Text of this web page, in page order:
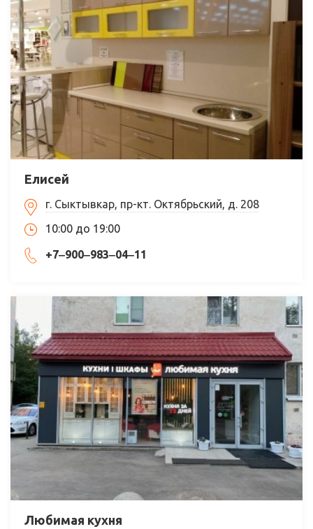
Елисей
г. Сыктывкар, пр-кт. Октябрьский, д. 208
10:00 до 19:00
+7‒900‒983‒04‒11
Любимая кухня